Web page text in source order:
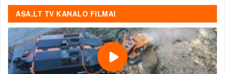
ASA.LT TV KANALO FILMAI